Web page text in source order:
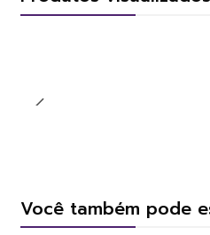
Você também pode